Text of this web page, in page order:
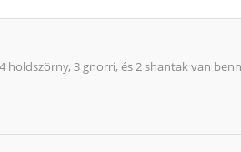
3 gnorri, és 2 shantak van